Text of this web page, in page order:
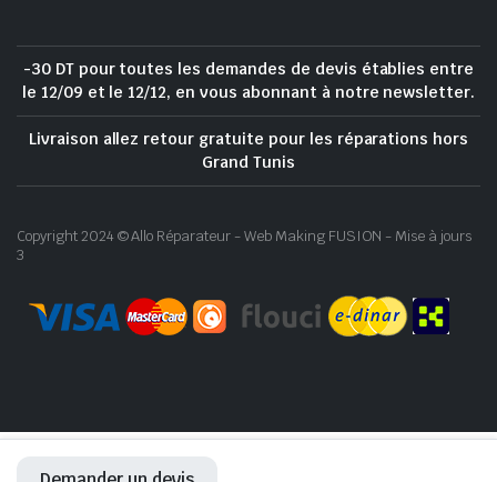
-30 DT pour toutes les demandes de devis établies entre
le 12/09 et le 12/12, en vous abonnant à notre newsletter.
Livraison allez retour gratuite pour les réparations hors
Grand Tunis
Copyright 2024 © Allo Réparateur - Web Making FUSION - Mise à jours
3